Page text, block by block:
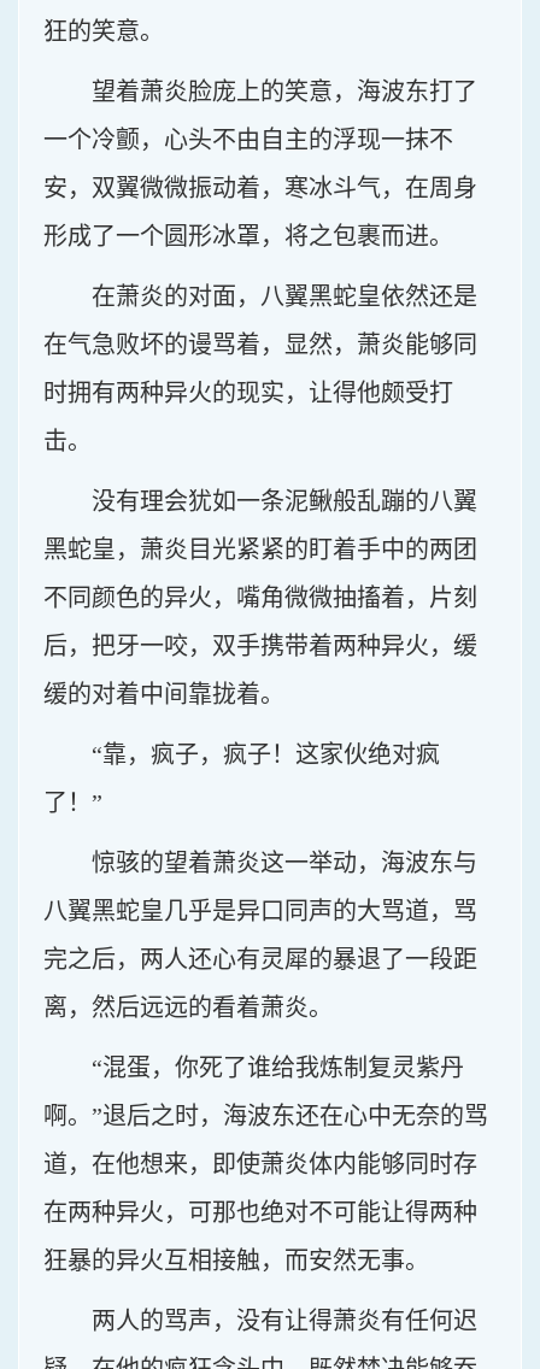
狂的笑意。
望着萧炎脸庞上的笑意，海波东打了
一个冷颤，心头不由自主的浮现一抹不
安，双翼微微振动着，寒冰斗气，在周身
形成了一个圆形冰罩，将之包裹而进。
在萧炎的对面，八翼黑蛇皇依然还是
在气急败坏的谩骂着，显然，萧炎能够同
时拥有两种异火的现实，让得他颇受打
击。
没有理会犹如一条泥鳅般乱蹦的八翼
黑蛇皇，萧炎目光紧紧的盯着手中的两团
不同颜色的异火，嘴角微微抽搐着，片刻
后，把牙一咬，双手携带着两种异火，缓
缓的对着中间靠拢着。
“靠，疯子，疯子！这家伙绝对疯
了！”
惊骇的望着萧炎这一举动，海波东与
八翼黑蛇皇几乎是异口同声的大骂道，骂
完之后，两人还心有灵犀的暴退了一段距
离，然后远远的看着萧炎。
“混蛋，你死了谁给我炼制复灵紫丹
啊。”退后之时，海波东还在心中无奈的骂
道，在他想来，即使萧炎体内能够同时存
在两种异火，可那也绝对不可能让得两种
狂暴的异火互相接触，而安然无事。
两人的骂声，没有让得萧炎有任何迟